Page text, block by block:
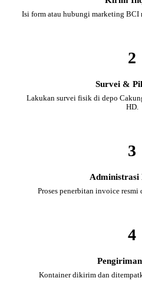
Isi form atau hubungi marketing BCI
2
Survei &
Lakukan survei fisik di depo
HD.
3
Proses penerbitan invoice resmi
4
Kontainer dikirim dan